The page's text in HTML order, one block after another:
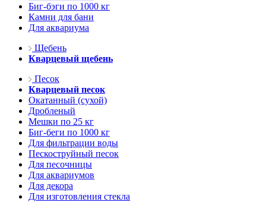
Биг-бэги по 1000 кг
Камни для бани
Для аквариума
Щебень
Кварцевый щебень
Песок
Кварцевый песок
Окатанный (сухой)
Дробленый
Мешки по 25 кг
Биг-беги по 1000 кг
Для фильтрации воды
Пескоструйный песок
Для песочницы
Для аквариумов
Для декора
Для изготовления стекла